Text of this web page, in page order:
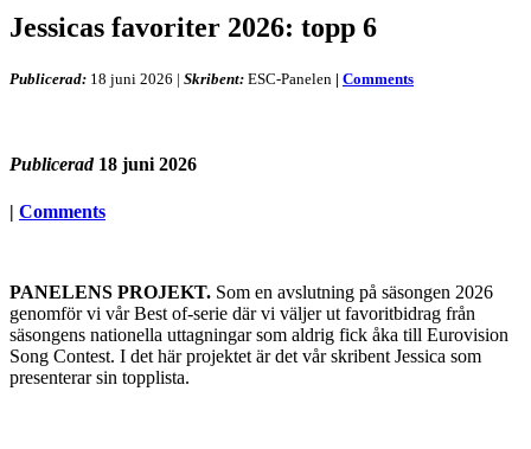
Jessicas favoriter 2026: topp 6
Publicerad: 18 juni 2026 | Skribent: ESC-Panelen | Comments
Publicerad 18 juni 2026
| Comments
PANELENS PROJEKT. Som en avslutning på säsongen 2026
genomför vi vår Best of-serie där vi väljer ut favoritbidrag från
säsongens nationella uttagningar som aldrig fick åka till Eurovision
Song Contest. I det här projektet är det vår skribent Jessica som
presenterar sin topplista.